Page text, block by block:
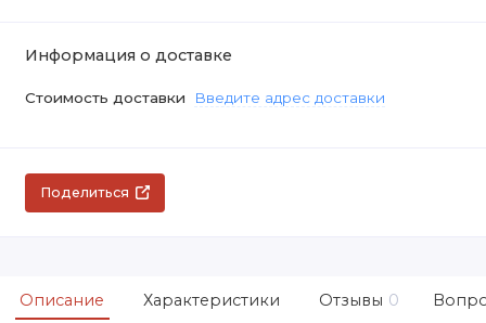
Информация о доставке
Стоимость доставки Введите адрес доставки
Поделиться
Описание Характеристики Отзывы 0